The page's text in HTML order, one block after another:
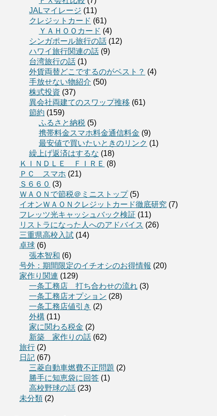
JALマイレージ (11)
クレジットカード (61)
ＹＡＨＯＯカード (4)
シンガポール旅行の話 (12)
ハワイ旅行関連の話 (9)
台湾旅行の話 (1)
外貨両替どこでするのがベスト？ (4)
手放せない物紹介 (50)
株式投資 (37)
異会社両建てのスワップ推移 (61)
節約 (159)
ふるさと納税 (5)
携帯料金スマホ料金通信料金 (9)
最安値で買いたいときのリンク (1)
繰上げ返済はするな (18)
ＫＩＮＤＬＥ ＦＩＲＥ (8)
ＰＣ スマホ (21)
Ｓ６６０ (3)
ＷＡＯＮで節税＠ミニストップ(5)
イオンＷＡＯＮクレジットカード徹底研究 (7)
フレッツ光キャッシュバック検証 (11)
リストラになった人へのアドバイス (26)
三重県高校入試 (14)
卓球 (6)
張本智和 (6)
号外：期間限定のイチオシのお得情報 (20)
家作り関連 (129)
一条工務店 打ち合わせの流れ (3)
一条工務店オプション (28)
一条工務店値引き (2)
外構 (11)
家に関わる税金 (2)
新築 家作りの話 (62)
旅行 (2)
日記 (67)
三菱自動車燃費不正問題 (2)
勝手に知恵袋に回答 (1)
高校野球の話 (23)
未分類 (2)